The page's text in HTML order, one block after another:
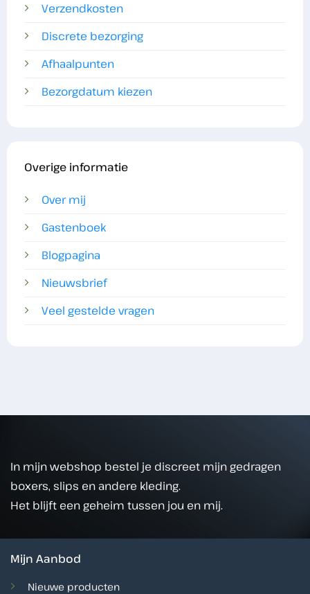
Verzendkosten
Discrete bezorging
Afhaalpunten
Bezorgdatum kiezen
Overige informatie
Over mij
Gastenboek
Blogpagina
Nieuwsbrief
Veel gestelde vragen
In mijn webshop bestel je discreet mijn gedragen
boxers, slips en andere kleding.
Het blijft een geheim tussen jou en mij.
Mijn Aanbod
Nieuwe producten